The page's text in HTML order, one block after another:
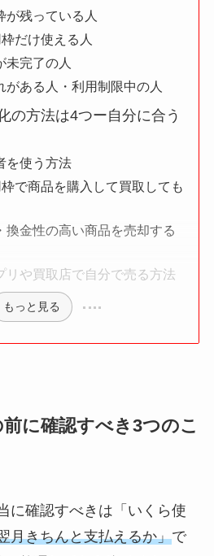
が残っている人
だけ使える人
未完了の人
がある人・利用制限中の人
の方法は4つー自分に合う
を使う方法
で商品を購入して買取しても
換金性の高い商品を売却する
リや買取店で自分で売る方法
もっと見る
に確認すべき3つのこ
に確認すべきは「いくら使
月きちんと支払えるか」で